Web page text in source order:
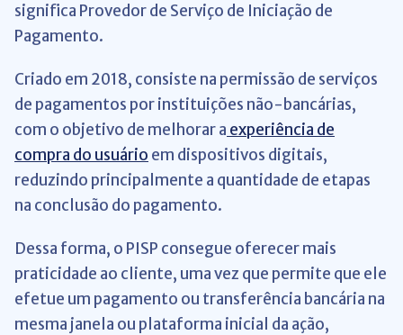
significa Provedor de Serviço de Iniciação de
Pagamento.
Criado em 2018, consiste na permissão de serviços
de pagamentos por instituições não-bancárias,
com o objetivo de melhorar a experiência de
compra do usuário em dispositivos digitais,
reduzindo principalmente a quantidade de etapas
na conclusão do pagamento.
Dessa forma, o PISP consegue oferecer mais
praticidade ao cliente, uma vez que permite que ele
efetue um pagamento ou transferência bancária na
mesma janela ou plataforma inicial da ação,